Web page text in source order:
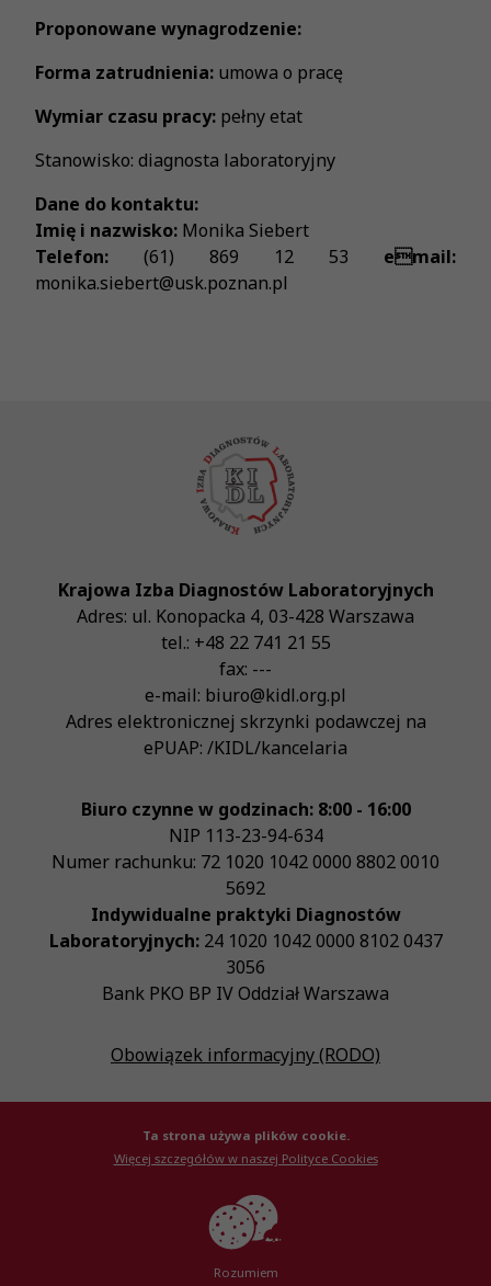
Proponowane wynagrodzenie:
Forma zatrudnienia: umowa o pracę
Wymiar czasu pracy: pełny etat
Stanowisko: diagnosta laboratoryjny
Dane do kontaktu:
Imię i nazwisko: Monika Siebert
Telefon: (61) 869 12 53 email:
monika.siebert@usk.poznan.pl
Krajowa Izba Diagnostów Laboratoryjnych
Adres: ul. Konopacka 4, 03-428 Warszawa
tel.: +48 22 741 21 55
fax: ---
e-mail: biuro@kidl.org.pl
Adres elektronicznej skrzynki podawczej na
ePUAP: /KIDL/kancelaria
Biuro czynne w godzinach: 8:00 - 16:00
NIP 113-23-94-634
Numer rachunku: 72 1020 1042 0000 8802 0010
5692
Indywidualne praktyki Diagnostów
Laboratoryjnych:24 1020 1042 0000 8102 0437
3056
Bank PKO BP IV Oddział Warszawa
Obowiązek informacyjny (RODO)
© Krajowa Izba Diagnostów Laboratoryjnych 2026
Created by
Ta strona używa plików cookie.
Więcej szczegółów w naszej Polityce Cookies
Rozumiem